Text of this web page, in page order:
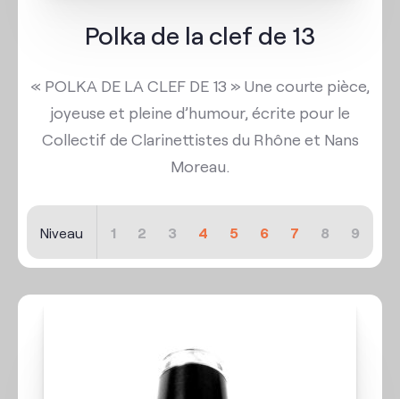
Polka de la clef de 13
« POLKA DE LA CLEF DE 13 » Une courte pièce,
joyeuse et pleine d’humour, écrite pour le
Collectif de Clarinettistes du Rhône et Nans
Moreau.
Niveau 1 2 3 4 5 6 7 8 9